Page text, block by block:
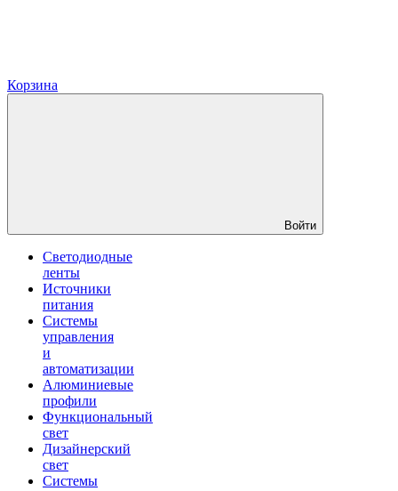
Корзина
Войти
Светодиодные
ленты
Источники
питания
Системы
управления
и
автоматизации
Алюминиевые
профили
Функциональный
свет
Дизайнерский
свет
Системы